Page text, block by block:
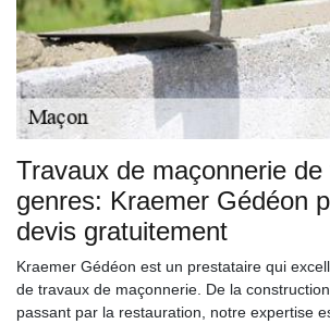
Travaux de maçonnerie de
genres: Kraemer Gédéon
devis gratuitement
Kraemer Gédéon est un prestataire qui
de travaux de maçonnerie. De la
passant par la restauration, notre expertise